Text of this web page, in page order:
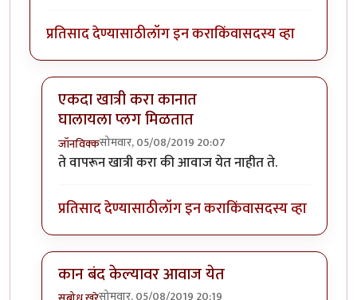
प्रतिसाद देण्यासाठीलॉग इन कराकिंवासदस्य व्हा
एकदा खात्री करा कानात
घालायला प्लग मिळतात
जॉनविक्कसोमवार, 05/08/2019 20:07
In reply toनाही.byतमराज किल्विष
ते वापरून खात्री करा की आवाज येत नाहीत ते.
प्रतिसाद देण्यासाठीलॉग इन कराकिंवासदस्य व्हा
कान बंद केल्यावर आवाज येत